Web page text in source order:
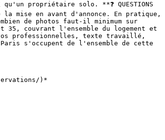
propriétaire solo. **❓ QUESTIONS
la mise en avant d'annonce. En pratique,
de photos faut-il minimum sur
35, couvrant l'ensemble du logement et
professionnelles, texte travaillé,
s'occupent de l'ensemble de cette